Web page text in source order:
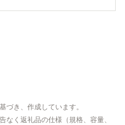
づき、作成しています。
なく返礼品の仕様（規格、容量、